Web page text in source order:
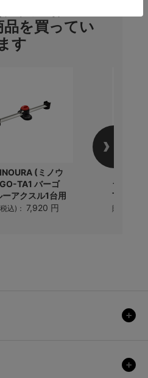
入のお客様
を買ってい
す
(ミノウ
TA1 バーゴ
ーアクスル1台用
込)： 7,920 円
ラ)
TA2..
販売価格(